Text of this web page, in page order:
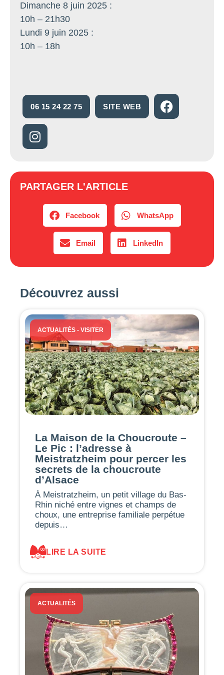
Dimanche 8 juin 2025 :
10h – 21h30
Lundi 9 juin 2025 :
10h – 18h
06 15 24 22 75 SITE WEB
PARTAGER L'ARTICLE
Facebook WhatsApp
Email LinkedIn
Découvrez aussi
ACTUALITÉS - VISITER
La Maison de la Choucroute –
Le Pic : l’adresse à
Meistratzheim pour percer les
secrets de la choucroute
d’Alsace
À Meistratzheim, un petit village du Bas-
Rhin niché entre vignes et champs de
choux, une entreprise familiale perpétue
depuis…
LIRE LA SUITE
ACTUALITÉS